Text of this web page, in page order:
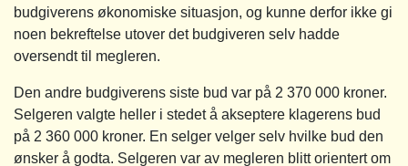
budgiverens økonomiske situasjon, og kunne derfor ikke gi
noen bekreftelse utover det budgiveren selv hadde
oversendt til megleren.
Den andre budgiverens siste bud var på 2 370 000 kroner.
Selgeren valgte heller i stedet å akseptere klagerens bud
på 2 360 000 kroner. En selger velger selv hvilke bud den
ønsker å godta. Selgeren var av megleren blitt orientert om